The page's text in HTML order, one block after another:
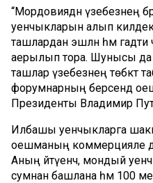
“Мордовиядән үзебезнең
уенчыкларын алып
ташлардан эшләнә һәм
аерылып тора. Шунысы да
ташлар үзебезнең төбәктә
форумнарның берсендә
Президенты Владимир
Илбашы уенчыкларга
оешманың коммерцияле
Аның әйтүенчә, мондый
сумнан башлана һәм 100